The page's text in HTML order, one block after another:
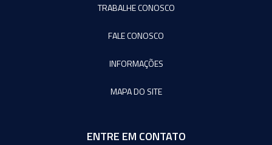
TRABALHE CONOSCO
FALE CONOSCO
INFORMAÇÕES
MAPA DO SITE
ENTRE EM CONTATO